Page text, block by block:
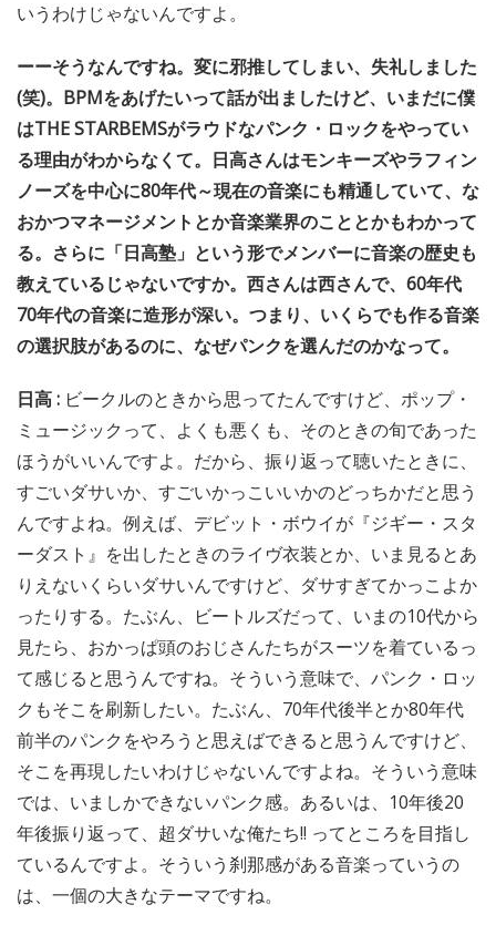
いうわけじゃないんですよ。
ーーそうなんですね。変に邪推してしまい、失礼しました
(笑)。BPMをあげたいって話が出ましたけど、いまだに僕
はTHE STARBEMSがラウドなパンク・ロックをやってい
る理由がわからなくて。日高さんはモンキーズやラフィン
ノーズを中心に80年代～現在の音楽にも精通していて、な
おかつマネージメントとか音楽業界のこととかもわかって
る。さらに「日高塾」という形でメンバーに音楽の歴史も
教えているじゃないですか。西さんは西さんで、60年代
70年代の音楽に造形が深い。つまり、いくらでも作る音楽
の選択肢があるのに、なぜパンクを選んだのかなって。
日高 : ビークルのときから思ってたんですけど、ポップ・
ミュージックって、よくも悪くも、そのときの旬であった
ほうがいいんですよ。だから、振り返って聴いたときに、
すごいダサいか、すごいかっこいいかのどっちかだと思う
んですよね。例えば、デビット・ボウイが『ジギー・スタ
ーダスト』を出したときのライヴ衣装とか、いま見るとあ
りえないくらいダサいんですけど、ダサすぎてかっこよか
ったりする。たぶん、ビートルズだって、いまの10代から
見たら、おかっぱ頭のおじさんたちがスーツを着ているっ
て感じると思うんですね。そういう意味で、パンク・ロッ
クもそこを刷新したい。たぶん、70年代後半とか80年代
前半のパンクをやろうと思えばできると思うんですけど、
そこを再現したいわけじゃないんですよね。そういう意味
では、いましかできないパンク感。あるいは、10年後20
年後振り返って、超ダサいな俺たち!! ってところを目指し
ているんですよ。そういう刹那感がある音楽っていうの
は、一個の大きなテーマですね。